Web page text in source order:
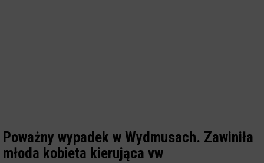
Poważny wypadek w Wydmusach. Zawiniła
młoda kobieta kierująca vw